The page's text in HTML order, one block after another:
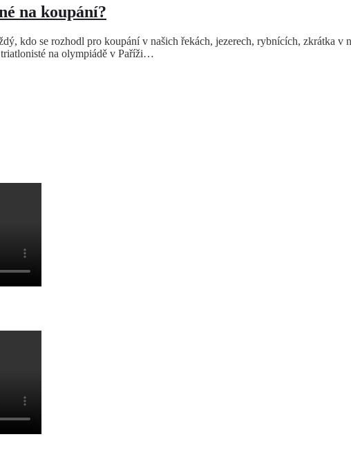
na koupání?
kdo se rozhodl pro koupání v našich řekách, jezerech, rybnících, zkrátka
na olympiádě v Paříži…